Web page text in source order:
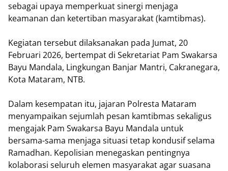
sebagai upaya memperkuat sinergi menjaga
keamanan dan ketertiban masyarakat (kamtibmas).
Kegiatan tersebut dilaksanakan pada Jumat, 20
Februari 2026, bertempat di Sekretariat Pam Swakarsa
Bayu Mandala, Lingkungan Banjar Mantri, Cakranegara,
Kota Mataram, NTB.
Dalam kesempatan itu, jajaran Polresta Mataram
menyampaikan sejumlah pesan kamtibmas sekaligus
mengajak Pam Swakarsa Bayu Mandala untuk
bersama-sama menjaga situasi tetap kondusif selama
Ramadhan. Kepolisian menegaskan pentingnya
kolaborasi seluruh elemen masyarakat agar suasana